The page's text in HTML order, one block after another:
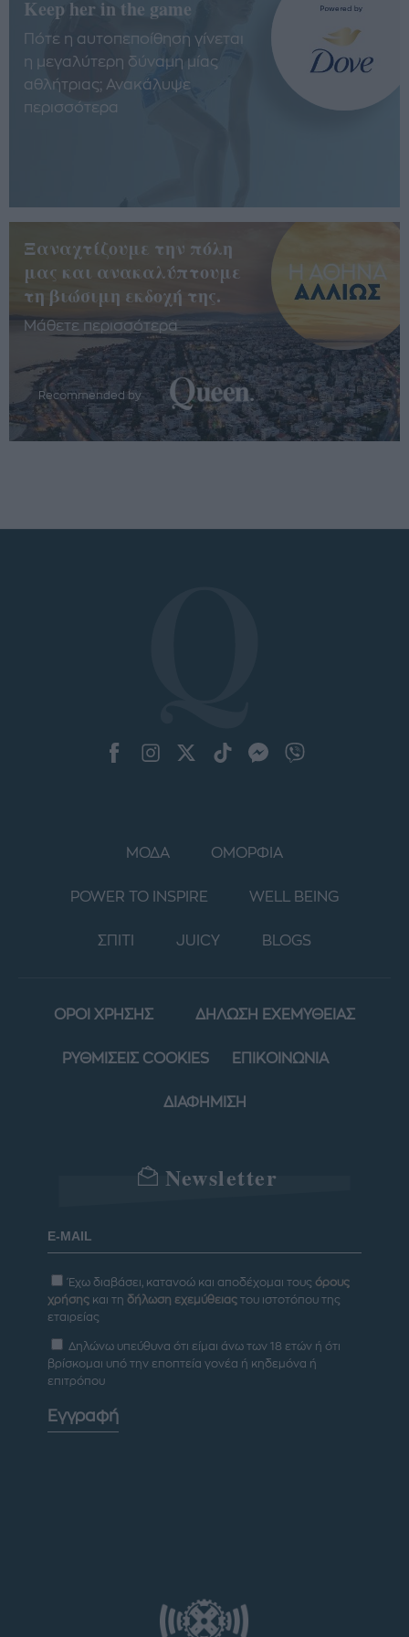
Keep her in the game
Πότε η αυτοπεποίθηση γίνεται
η μεγαλύτερη δύναμη μίας
αθλήτριας; Ανακάλυψε
περισσότερα
Ξαναχτίζουμε την πόλη
μας και ανακαλύπτουμε
τη βιώσιμη εκδοχή της.
Μάθετε περισσότερα
Recommended by
ΜΟΔΑ ΟΜΟΡΦΙΑ
POWER TO INSPIRE WELL BEING
ΣΠΙΤΙ JUICY BLOGS
ΟΡΟΙ ΧΡΗΣΗΣ ΔΗΛΩΣΗ ΕΧΕΜΥΘΕΙΑΣ
ΡΥΘΜΙΣΕΙΣ COOKIES ΕΠΙΚΟΙΝΩΝΙΑ
ΔΙΑΦΗΜΙΣΗ
Newsletter
Έχω διαβάσει, κατανοώ και αποδέχομαι τους όρους
χρήσης και τη δήλωση εχεμύθειας του ιστοτόπου της
εταιρείας
Δηλώνω υπεύθυνα ότι είμαι άνω των 18 ετών ή ότι
βρίσκομαι υπό την εποπτεία γονέα ή κηδεμόνα ή
επιτρόπου
Εγγραφή